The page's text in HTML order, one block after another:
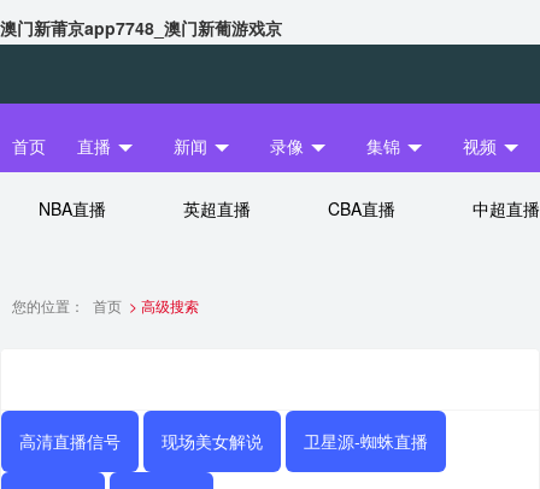
澳门新莆京app7748_澳门新葡游戏京
首页 直播 新闻 录像 集锦 视频
NBA直播 英超直播 CBA直播 中超直播
您的位置： 首页 > 高级搜索
高清直播信号 现场美女解说 卫星源-蜘蛛直播